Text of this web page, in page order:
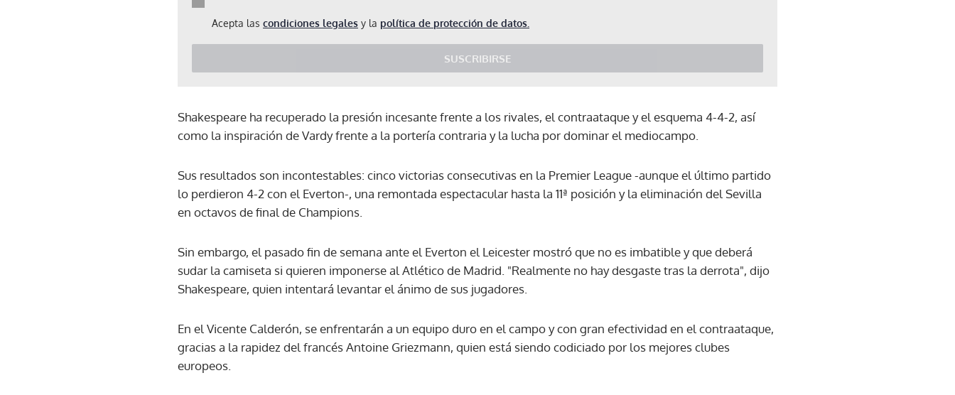
Acepta las condiciones legales y la política de protección de datos.
SUSCRIBIRSE
Gracias por suscribirte a nuestro boletín.
Shakespeare ha recuperado la presión incesante frente a los rivales, el contraataque y el esquema 4-4-2, así
como la inspiración de Vardy frente a la portería contraria y la lucha por dominar el mediocampo.
Sus resultados son incontestables: cinco victorias consecutivas en la Premier League -aunque el último partido
lo perdieron 4-2 con el Everton-, una remontada espectacular hasta la 11ª posición y la eliminación del Sevilla
en octavos de final de Champions.
Sin embargo, el pasado fin de semana ante el Everton el Leicester mostró que no es imbatible y que deberá
sudar la camiseta si quieren imponerse al Atlético de Madrid. "Realmente no hay desgaste tras la derrota", dijo
Shakespeare, quien intentará levantar el ánimo de sus jugadores.
En el Vicente Calderón, se enfrentarán a un equipo duro en el campo y con gran efectividad en el contraataque,
gracias a la rapidez del francés Antoine Griezmann, quien está siendo codiciado por los mejores clubes
europeos.